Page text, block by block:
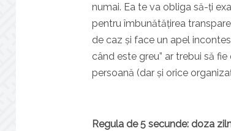
numai. Ea te va obliga să-ți
pentru îmbunătățirea
de caz și face un apel
când este greu” ar trebui să
persoană (dar și orice
Regula de 5 secunde: doza